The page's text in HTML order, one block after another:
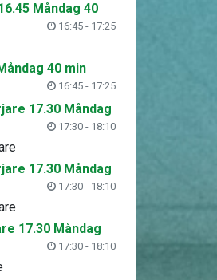
Måndag 40
16:45 - 17:25
40 min
16:45 - 17:25
17.30 Måndag
17:30 - 18:10
17.30 Måndag
17:30 - 18:10
17.30 Måndag
17:30 - 18:10